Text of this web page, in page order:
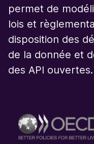
permet de
lois et
disposition des
de la donnée et
des API ouvertes.